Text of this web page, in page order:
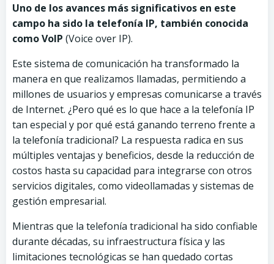
Uno de los avances más significativos en este
campo ha sido la telefonía IP, también conocida
como VoIP (Voice over IP).
Este sistema de comunicación ha transformado la
manera en que realizamos llamadas, permitiendo a
millones de usuarios y empresas comunicarse a través
de Internet. ¿Pero qué es lo que hace a la telefonía IP
tan especial y por qué está ganando terreno frente a
la telefonía tradicional? La respuesta radica en sus
múltiples ventajas y beneficios, desde la reducción de
costos hasta su capacidad para integrarse con otros
servicios digitales, como videollamadas y sistemas de
gestión empresarial.
Mientras que la telefonía tradicional ha sido confiable
durante décadas, su infraestructura física y las
limitaciones tecnológicas se han quedado cortas